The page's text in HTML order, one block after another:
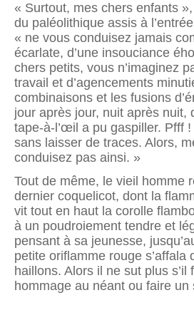
« Surtout, mes chers enfants »,
du paléoli­thique assis à
« ne vous conduisez jamais
écarlate, d’une insouciance
chers petits, vous n’imaginez
travail et d’agen­cements
combinaisons et les fusions
jour après jour, nuit après nuit,
tape-à-l’œil a pu gaspiller. Pfff
sans laisser de traces. Alors,
conduisez pas ainsi. »
Tout de même, le vieil homme
dernier coquelicot, dont la
vit tout en haut la corolle
à un poudroiement tendre et
pensant à sa jeunesse,
petite oriflamme rouge s’affala
haillons. Alors il ne sut plus s’il
hommage au néant ou faire un